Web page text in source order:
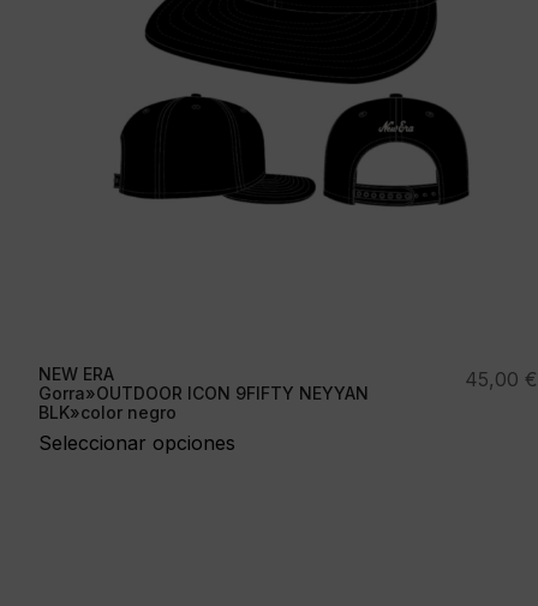
NEW ERA
Gorra»OUTDOOR ICON 9FIFTY NEYYAN
BLK»color negro
Seleccionar opciones
45,00 €